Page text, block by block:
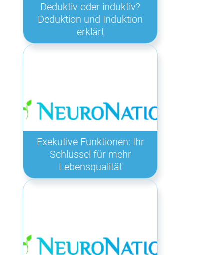
Deduktiv oder induktiv?
Deduktion und Induktion
erklärt
Exekutive Funktionen: Ihr
Schlüssel für mehr
Lebensqualität